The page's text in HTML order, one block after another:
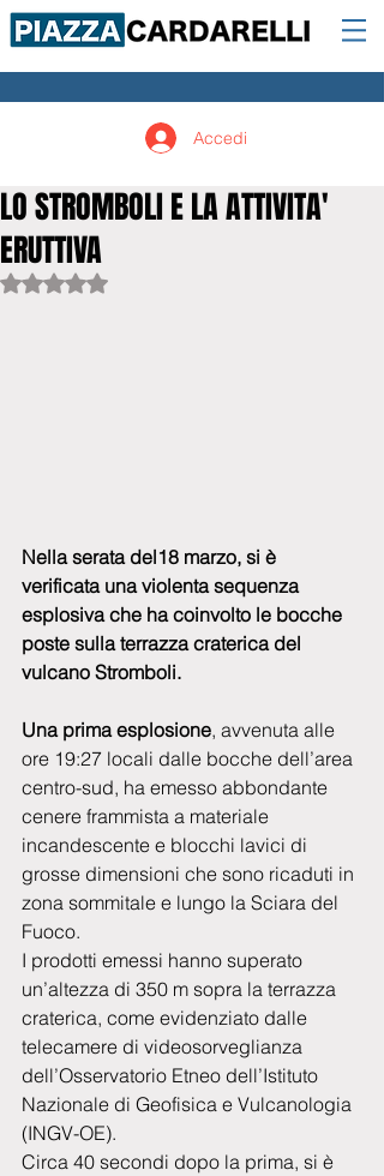
Accedi
LO STROMBOLI E LA ATTIVITA'
ERUTTIVA
Valutazione NaN stelle su 5.
Nella serata del18 marzo, si è
verificata una violenta sequenza
esplosiva che ha coinvolto le bocche
poste sulla terrazza craterica del
vulcano Stromboli.
Una prima esplosione, avvenuta alle
ore 19:27 locali dalle bocche dell’area
centro-sud, ha emesso abbondante
cenere frammista a materiale
incandescente e blocchi lavici di
grosse dimensioni che sono ricaduti in
zona sommitale e lungo la Sciara del
Fuoco.
I prodotti emessi hanno superato
un’altezza di 350 m sopra la terrazza
craterica, come evidenziato dalle
telecamere di videosorveglianza
dell’Osservatorio Etneo dell’Istituto
Nazionale di Geofisica e Vulcanologia
(INGV-OE).
Circa 40 secondi dopo la prima, si è